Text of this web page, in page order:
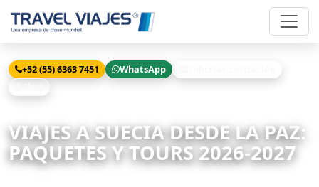
+52 (55) 6363 7451 WhatsApp
VIAJES A SUECIA DESDE LA PAZ:
PAQUETES Y TOURS 2026-2027